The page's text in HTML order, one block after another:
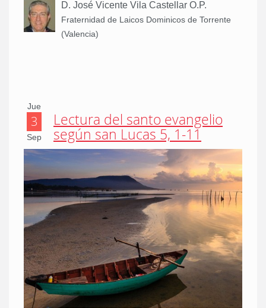
D. José Vicente Vila Castellar O.P.
Fraternidad de Laicos Dominicos de Torrente
(Valencia)
Jue
3
Sep
Lectura del santo evangelio
según san Lucas 5, 1-11